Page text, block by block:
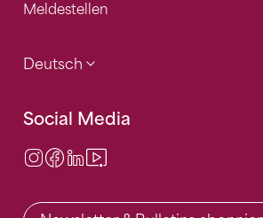
Meldestellen
Deutsch
Social Media
Instagram
Facebook
LinkedIn